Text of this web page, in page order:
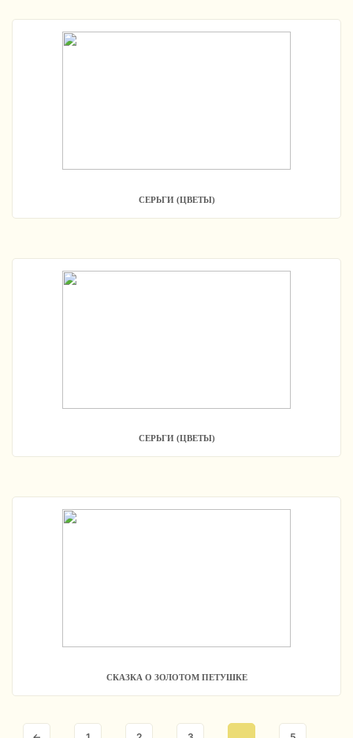
СЕРЬГИ (ЦВЕТЫ)
СЕРЬГИ (ЦВЕТЫ)
СКАЗКА О ЗОЛОТОМ ПЕТУШКЕ